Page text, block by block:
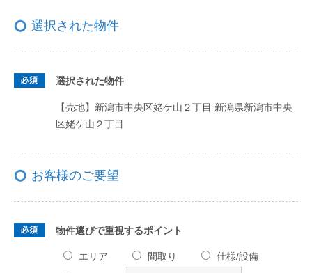
選択された物件
選択された物件
【売地】新潟市中央区姥ケ山２丁目 新潟県新潟市中央
区姥ケ山２丁目
お客様のご要望
物件選びで重視するポイント
エリア 間取り 仕様/設備